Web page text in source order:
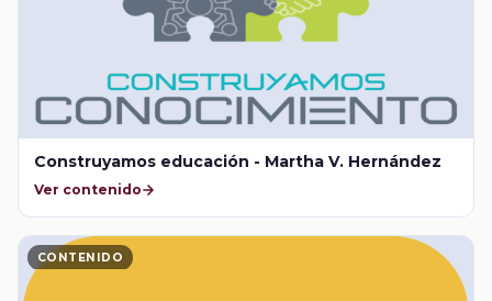
Construyamos educación - Martha V. Hernández
Ver contenido
CONTENIDO